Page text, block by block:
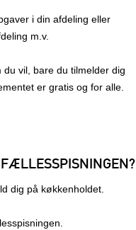
i din afdeling eller
m.v.
vil, bare du tilmelder dig
er gratis og for alle.
dig på køkkenholdet.